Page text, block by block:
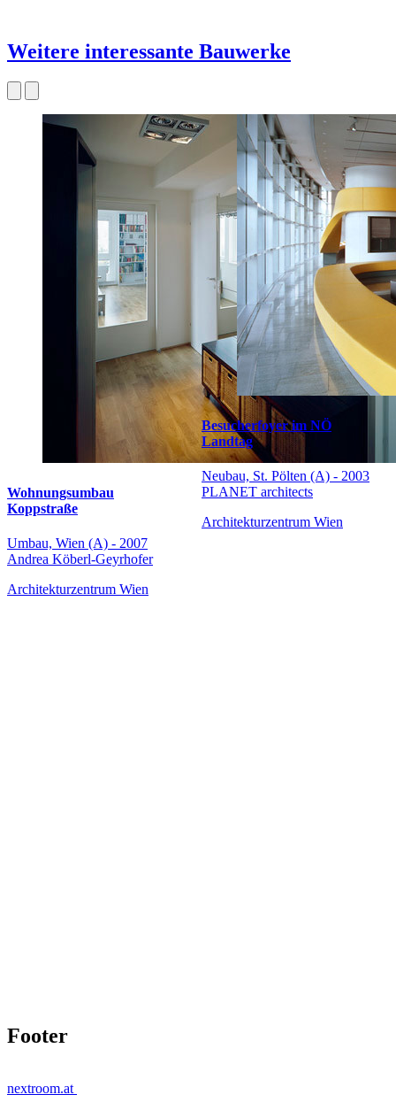
Weitere interessante Bauwerke
Wohnungsumbau
Koppstraße
Umbau, Wien (A) - 2007
Andrea Köberl-Geyrhofer
Architekturzentrum Wien
Besucherfoyer im NÖ
Landtag
Neubau, St. Pölten (A) - 2003
PLANET architects
Architekturzentrum Wien
Footer
nextroom.at